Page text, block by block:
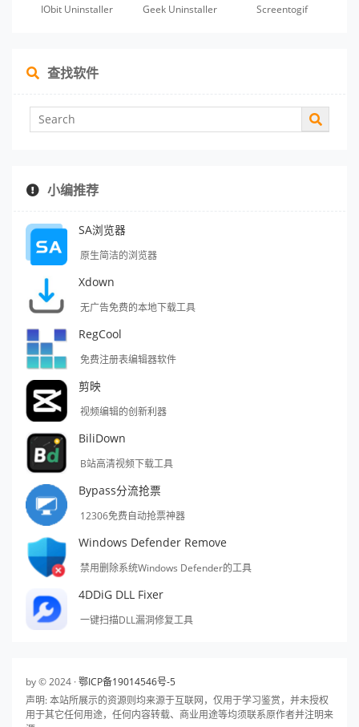
IObit Uninstaller Geek Uninstaller Screentogif
查找软件
小编推荐
SA浏览器
原生简洁的浏览器
Xdown
无广告免费的本地下载工具
RegCool
免费注册表编辑器软件
剪映
视频编辑的创新利器
BiliDown
B站高清视频下载工具
Bypass分流抢票
12306免费自动抢票神器
Windows Defender Remove
禁用删除系统Windows Defender的工具
4DDiG DLL Fixer
一键扫描DLL漏洞修复工具
by © 2024 ·鄂ICP备19014546号-5
声明: 本站所展示的资源则均来源于互联网，仅用于学习鉴赏，并未授权
用于其它任何用途，任何内容转载、商业用途等均须联系原作者并注明来